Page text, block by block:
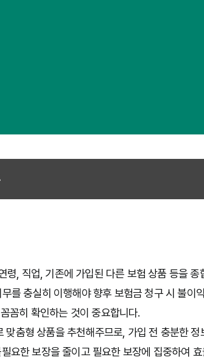
, 직업, 기존에 가입된 다른 보험 상품 등을 종
를 충실히 이행해야 향후 보험금 청구 시 불이
꼼히 확인하는 것이 중요합니다.
춤형 상품을 추천해주므로, 가입 전 충분한
요한 보장을 줄이고 필요한 보장에 집중하여